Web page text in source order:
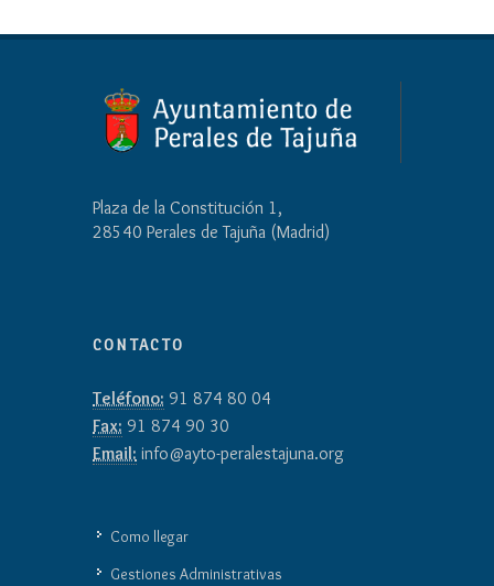
Plaza de la Constitución 1,
28540 Perales de Tajuña (Madrid)
CONTACTO
Teléfono: 91 874 80 04
Fax: 91 874 90 30
Email: info@ayto-peralestajuna.org
Como llegar
Gestiones Administrativas